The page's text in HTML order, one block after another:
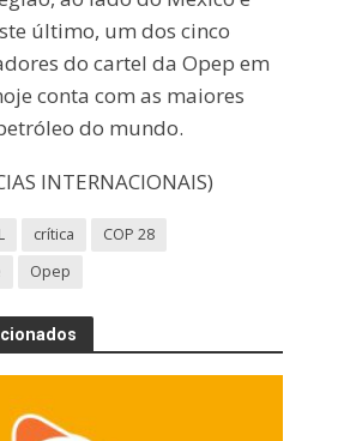
último, um dos cinco
do cartel da Opep em
conta com as maiores
do mundo.
INTERNACIONAIS)
crítica
COP 28
Opep